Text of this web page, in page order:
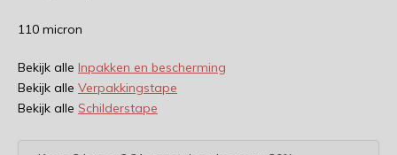
110 micron
Bekijk alle Inpakken en bescherming
Bekijk alle Verpakkingstape
Bekijk alle Schilderstape